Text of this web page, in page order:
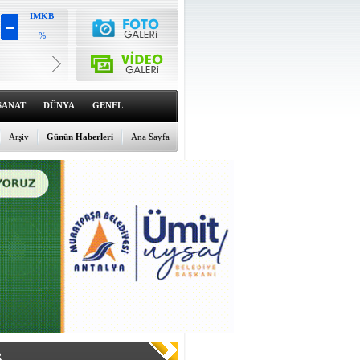
IMKB
%
6586.29
%1.64
Dolar
47.7004
%0.12
Euro
54.9943
%-0.13
DÜNYA GENEL
Ana Sayfa
Günün Haberleri
Arşiv